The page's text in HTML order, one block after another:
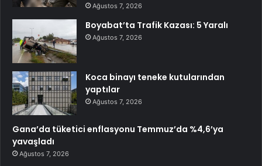
Ağustos 7, 2026
Boyabat’ta Trafik Kazası: 5 Yaralı
Ağustos 7, 2026
Koca binayı teneke kutularından
yaptılar
Ağustos 7, 2026
Gana’da tüketici enflasyonu Temmuz’da %4,6’ya
yavaşladı
Ağustos 7, 2026